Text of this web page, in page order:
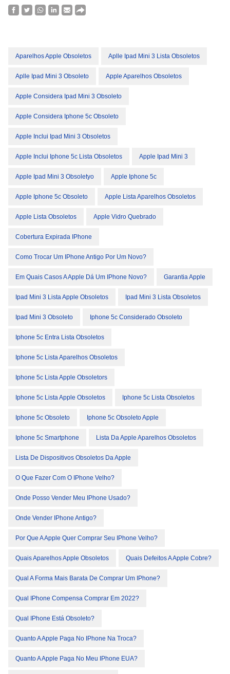
Aparelhos Apple Obsoletos Aplle Ipad Mini 3 Lista Obsoletos
Aplle Ipad Mini 3 Obsoleto Apple Aparelhos Obsoletos
Apple Considera Ipad Mini 3 Obsoleto
Apple Considera Iphone 5c Obsoleto
Apple Inclui Ipad Mini 3 Obsoletos
Apple Inclui Iphone 5c Lista Obsoletos Apple Ipad Mini 3
Apple Ipad Mini 3 Obsoletyo Apple Iphone 5c
Apple Iphone 5c Obsoleto Apple Lista Aparelhos Obsoletos
Apple Lista Obsoletos Apple Vidro Quebrado
Cobertura Expirada IPhone
Como Trocar Um IPhone Antigo Por Um Novo?
Em Quais Casos A Apple Dá Um IPhone Novo? Garantia Apple
Ipad Mini 3 Lista Apple Obsoletos Ipad Mini 3 Lista Obsoletos
Ipad Mini 3 Obsoleto Iphone 5c Considerado Obsoleto
Iphone 5c Entra Lista Obsoletos
Iphone 5c Lista Aparelhos Obsoletos
Iphone 5c Lista Apple Obsoletors
Iphone 5c Lista Apple Obsoletos Iphone 5c Lista Obsoletos
Iphone 5c Obsoleto Iphone 5c Obsoleto Apple
Iphone 5c Smartphone Lista Da Apple Aparelhos Obsoletos
Lista De Dispositivos Obsoletos Da Apple
O Que Fazer Com O IPhone Velho?
Onde Posso Vender Meu IPhone Usado?
Onde Vender IPhone Antigo?
Por Que A Apple Quer Comprar Seu IPhone Velho?
Quais Aparelhos Apple Obsoletos Quais Defeitos A Apple Cobre?
Qual A Forma Mais Barata De Comprar Um IPhone?
Qual IPhone Compensa Comprar Em 2022?
Qual IPhone Está Obsoleto?
Quanto A Apple Paga No IPhone Na Troca?
Quanto A Apple Paga No Meu IPhone EUA?